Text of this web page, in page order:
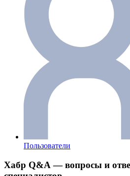
Пользователи
Хабр Q&A — вопросы и